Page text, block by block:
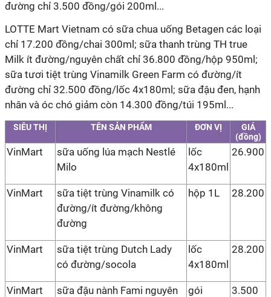
đường chỉ 3.500 đồng/gói 200ml...
LOTTE Mart Vietnam có sữa chua uống Betagen các loại
chỉ 17.200 đồng/chai 300ml; sữa thanh trùng TH true
Milk ít đường/nguyên chất chỉ 36.800 đồng/hộp 950ml;
sữa tươi tiệt trùng Vinamilk Green Farm có đường/ít
đường chỉ 32.500 đồng/lốc 4x180ml; sữa đậu đen, hạnh
nhân và óc chó giảm còn 14.300 đồng/túi 195ml...
SIÊU THỊ TÊN SẢN PHẨM ĐƠN VỊ
GIÁ
(đồng)
VinMart
sữa uống lúa mạch Nestlé
Milo
lốc
4x180ml
26.900
VinMart
sữa tiệt trùng Vinamilk có
đường/ít đường/không
đường
hộp 1L 28.200
VinMart
sữa tiệt trùng Dutch Lady
có đường/socola
lốc
4x180ml
28.200
VinMart
sữa đậu nành Fami nguyên
gói
3.500